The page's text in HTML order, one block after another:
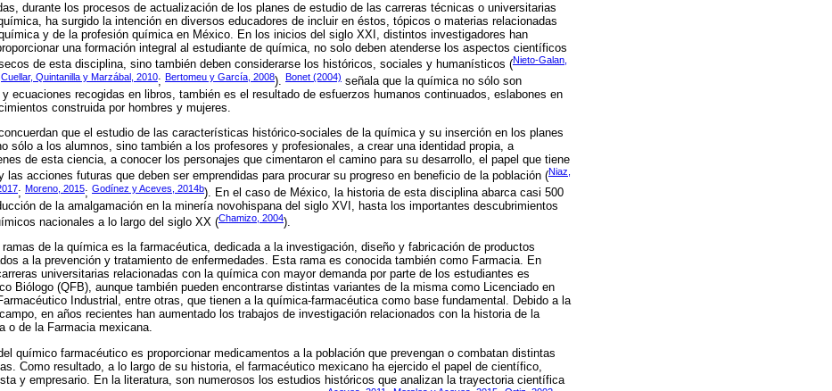
durante los procesos de actualización de los planes de estudio de las carreras técnicas o universitarias
ha surgido la intención en diversos educadores de incluir en éstos, tópicos o materias relacionadas
y de la profesión química en México. En los inicios del siglo XXI, distintos investigadores han
una formación integral al estudiante de química, no solo deben atenderse los aspectos científicos
de esta disciplina, sino también deben considerarse los históricos, sociales y humanísticos (Nieto-Galan,
Cuellar, Quintanilla y Marzábal, 2010; Bertomeu y García, 2008). Bonet (2004) señala que la química no sólo son
ecuaciones recogidas en libros, también es el resultado de esfuerzos humanos continuados, eslabones en
construida por hombres y mujeres.
que el estudio de las características histórico-sociales de la química y su inserción en los planes
sólo a los alumnos, sino también a los profesores y profesionales, a crear una identidad propia, a
de esta ciencia, a conocer los personajes que cimentaron el camino para su desarrollo, el papel que tiene
las acciones futuras que deben ser emprendidas para procurar su progreso en beneficio de la población (Niaz,
; Moreno, 2015; Godínez y Aceves, 2014b). En el caso de México, la historia de esta disciplina abarca casi 500
de la amalgamación en la minería novohispana del siglo XVI, hasta los importantes descubrimientos
nacionales a lo largo del siglo XX (Chamizo, 2004).
de la química es la farmacéutica, dedicada a la investigación, diseño y fabricación de productos
a la prevención y tratamiento de enfermedades. Esta rama es conocida también como Farmacia. En
universitarias relacionadas con la química con mayor demanda por parte de los estudiantes es
Biólogo (QFB), aunque también pueden encontrarse distintas variantes de la misma como Licenciado en
Industrial, entre otras, que tienen a la química-farmacéutica como base fundamental. Debido a la
en años recientes han aumentado los trabajos de investigación relacionados con la historia de la
o de la Farmacia mexicana.
químico farmacéutico es proporcionar medicamentos a la población que prevengan o combatan distintas
Como resultado, a lo largo de su historia, el farmacéutico mexicano ha ejercido el papel de científico,
y empresario. En la literatura, son numerosos los estudios históricos que analizan la trayectoria científica